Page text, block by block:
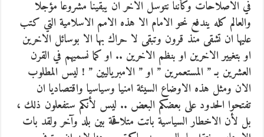
في الاصلاحات وكأننا نتوسل الاخر ان يبقينا مشروعا مؤجلا
والعالم كله يندفع نحو الامام الا هذه الامم الاسلامية التي كتب
عليها ان تشقى منذ قرون وتبقى لا حراك بها الا بوسائل الاخرين
او بتغيير الاخرين او بنظم الاخرين .. او كما نسميهم في القرن
العشرين بـ ” المستعمرين ” او ” الامبرياليين ” ! ليس المطلوب
الان ومثل هذه الاوضاع السيئة امنيا وسياسيا واقتصاديا ان
تفتحوا الحدود على بعضكم البعض .. ليس لأنكم ستفعلون ذلك ،
بل لأن الاخطار السياسية باتت متلاقحة بين بلد وآخر ولقد بات